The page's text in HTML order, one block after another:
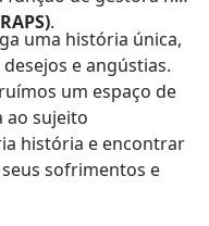
.
uma história única,
e angústias.
um espaço de
ao sujeito
história e encontrar
sofrimentos e